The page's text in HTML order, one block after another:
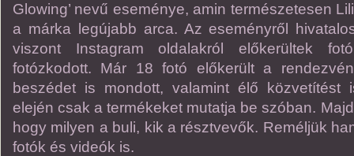
Glowing’ nevű eseménye, amin természetesen
a márka legújabb arca. Az eseményről
viszont Instagram oldalakról előkerültek
fotózkodott. Már 18 fotó előkerült a
beszédet is mondott, valamint élő közvetítést
elején csak a termékeket mutatja be szóban.
hogy milyen a buli, kik a résztvevők. Reméljük
fotók és videók is.